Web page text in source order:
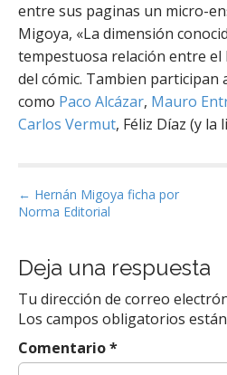
entre sus paginas un micro-
Migoya, «La dimensión
tempestuosa relación entre
del cómic. Tambien participan
como Paco Alcázar, Mauro
Carlos Vermut, Féliz Díaz (y la
P
o
t
n
a
v
i
← Hernán Migoya ficha por
Norma Editorial
Deja una respuesta
Tu dirección de correo
Los campos obligatorios
Comentario*